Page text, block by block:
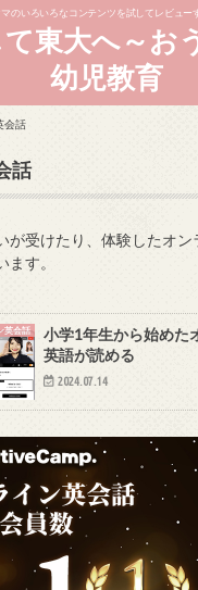
マのいろいろなコンテンツを試してレビュー
東大へ～お
幼児教育
会話
話
が受けたり、体験したオ
す。
英会話
小学1年生から始めた
英語が読める
2024.07.14